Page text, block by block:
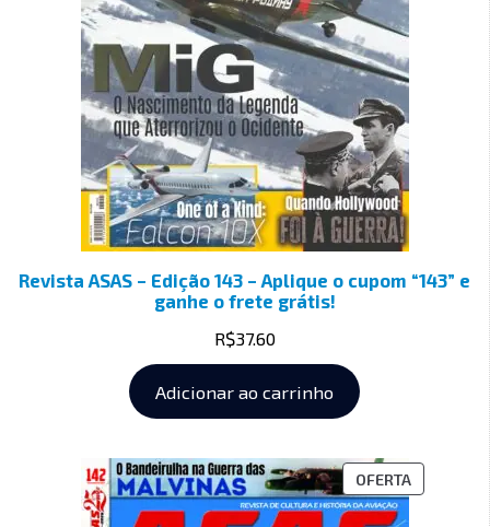
Revista ASAS – Edição 143 – Aplique o cupom “143” e
ganhe o frete grátis!
R$37.60
Adicionar ao carrinho
OFERTA